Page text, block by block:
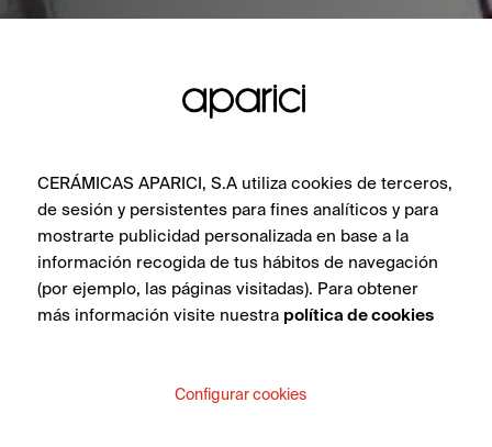
CERÁMICAS APARICI, S.A utiliza cookies de terceros,
de sesión y persistentes para fines analíticos y para
mostrarte publicidad personalizada en base a la
información recogida de tus hábitos de navegación
(por ejemplo, las páginas visitadas). Para obtener
más información visite nuestra política de cookies
Configurar cookies